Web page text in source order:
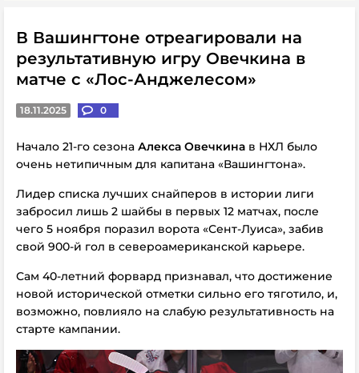
В Вашингтоне отреагировали на
результативную игру Овечкина в
матче с «Лос-Анджелесом»
18.11.2025 0
Начало 21-го сезона Алекса Овечкина в НХЛ было
очень нетипичным для капитана «Вашингтона».
Лидер списка лучших снайперов в истории лиги
забросил лишь 2 шайбы в первых 12 матчах, после
чего 5 ноября поразил ворота «Сент-Луиса», забив
свой 900-й гол в североамериканской карьере.
Сам 40-летний форвард признавал, что достижение
новой исторической отметки сильно его тяготило, и,
возможно, повлияло на слабую результативность на
старте кампании.